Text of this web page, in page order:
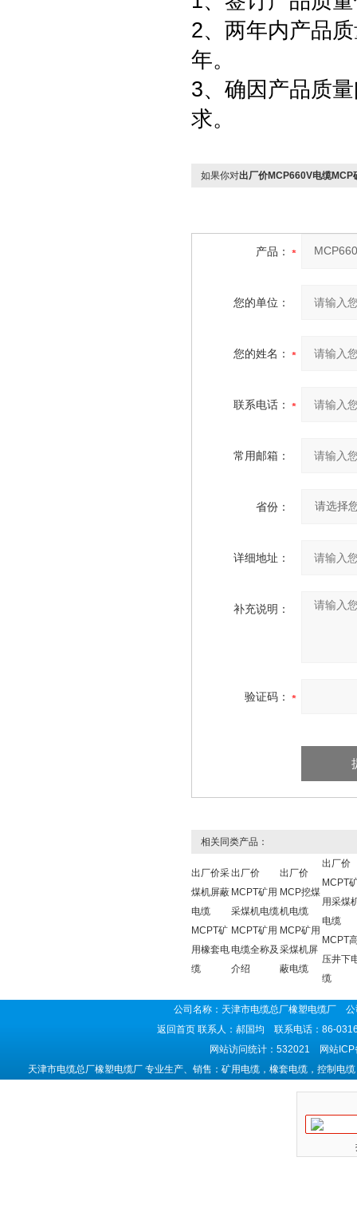
2、两年内产品
年。
3、确因产品质
求。
如果你对出厂价MCP660V电缆MCP
产品：
您的单位：
您的姓名：
联系电话：
常用邮箱：
省份：
详细地址：
补充说明：
验证码：
相关同类产品：
出厂价采
煤机屏蔽
电缆
MCPT矿
用橡套电
缆
出厂价
MCPT矿用
采煤机电缆
MCPT矿用
电缆全称及
介绍
出厂价
MCP挖煤
机电缆
MCP矿用
采煤机屏
蔽电缆
出厂价
MCPT
用采煤
电缆
MCPT
压井下
缆
公司名称：天津市电缆总厂橡塑电缆厂
返回首页联系人：郝国均 联系电话：86-
网站访问统计：532021 网站ICP
天津市电缆总厂橡塑电缆厂 专业生产、销售：矿用电缆，橡套电缆，控制电